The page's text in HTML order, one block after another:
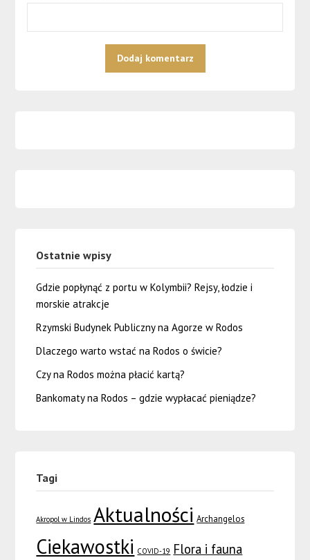
Ostatnie wpisy
Gdzie popłynąć z portu w Kolymbii? Rejsy, łodzie i
morskie atrakcje
Rzymski Budynek Publiczny na Agorze w Rodos
Dlaczego warto wstać na Rodos o świcie?
Czy na Rodos można płacić kartą?
Bankomaty na Rodos – gdzie wypłacać pieniądze?
Tagi
Akropol w Lindos Aktualności Archangelos
Ciekawostki COVID-19 Flora i fauna